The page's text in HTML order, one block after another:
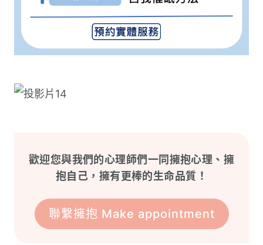
歡迎您與我們的心理師們一同擁抱心理、擁
抱自己，擁有更棒的生命品質！
聯繫擁抱 Make appointment